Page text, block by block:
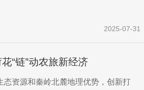
2025-07-31
“链”动农旅新经济
态资源和秦岭北麓地理优势，创新打